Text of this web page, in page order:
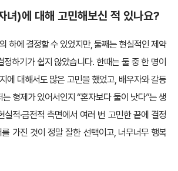
녀)에 대해 고민해보신 적 있나요?
하에 결정할 수 있었지만, 둘째는 현실적인 제약
하기가 쉽지 않았습니다. 한때는 둘 중 한 명이
에 대해서도 많은 고민을 했었고, 배우자와 갈등
형제가 있어서인지 “혼자보다 둘이 낫다”는 생
실적·금전적 측면에서 여러 번 고민한 끝에 결정
가진 것이 정말 잘한 선택이고, 너무너무 행복